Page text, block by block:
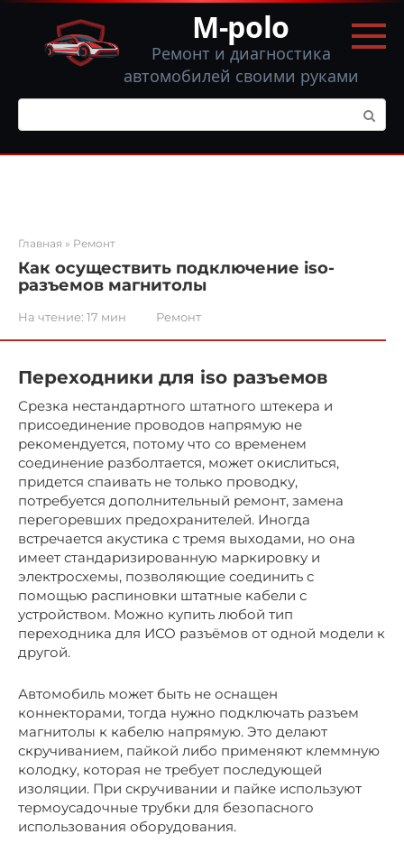
Перейти
контенту
M-polo
Ремонт и диагностика
автомобилей своими руками
Поиск:
Главная » Ремонт
Как осуществить подключение iso-
разъемов магнитолы
На чтение: 17 мин Ремонт
Переходники для iso разъемов
Срезка нестандартного штатного штекера и
присоединение проводов напрямую не
рекомендуется, потому что со временем
соединение разболтается, может окислиться,
придется спаивать не только проводку,
потребуется дополнительный ремонт, замена
перегоревших предохранителей. Иногда
встречается акустика с тремя выходами, но она
имеет стандаризированную маркировку и
электросхемы, позволяющие соединить с
помощью распиновки штатные кабели с
устройством. Можно купить любой тип
переходника для ИСО разъёмов от одной модели к
другой.
Автомобиль может быть не оснащен
коннекторами, тогда нужно подключать разъем
магнитолы к кабелю напрямую. Это делают
скручиванием, пайкой либо применяют клеммную
колодку, которая не требует последующей
изоляции. При скручивании и пайке используют
термоусадочные трубки для безопасного
использования оборудования.